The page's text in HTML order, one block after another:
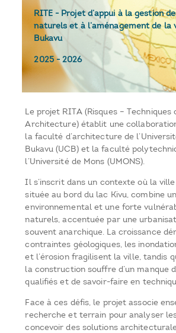
RITE - Projet d’appui à la gestion
naturels et à l’aménagement de la
Bukavu
2025-2026
Le projet RITA (Risques –
Architecture) établit une
la faculté d’architecture de
Bukavu (UCB) et la faculté
l’Université de Mons (UMONS).
Il s’inscrit dans un contexte où la ville
située au bord du lac Kivu, combine
environnemental et une forte
naturels, accentuée par une
souvent anarchique. La croissance
contraintes géologiques, les
et l’érosion fragilisent la ville, tandis
la construction souffre d’un manque
qualifiés et de savoir-faire en
Face à ces défis, le projet associe
recherche et terrain pour analyser
concevoir des solutions